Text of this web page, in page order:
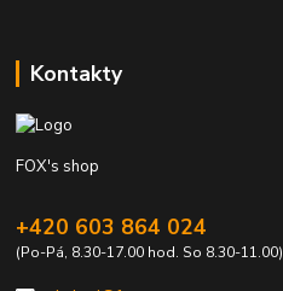
Kontakty
FOX's shop
+420 603 864 024
(Po-Pá, 8.30-17.00 hod. So 8.30-11.00)